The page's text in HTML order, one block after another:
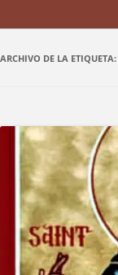
ARCHIVO DE LA ETIQUETA: